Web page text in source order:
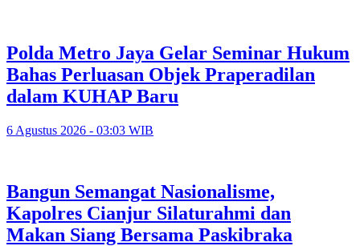
Polda Metro Jaya Gelar Seminar Hukum
Bahas Perluasan Objek Praperadilan
dalam KUHAP Baru
6 Agustus 2026 - 03:03 WIB
Bangun Semangat Nasionalisme,
Kapolres Cianjur Silaturahmi dan
Makan Siang Bersama Paskibraka